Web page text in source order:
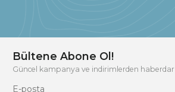
Bültene Abone Ol!
Güncel kampanya ve indirimlerden